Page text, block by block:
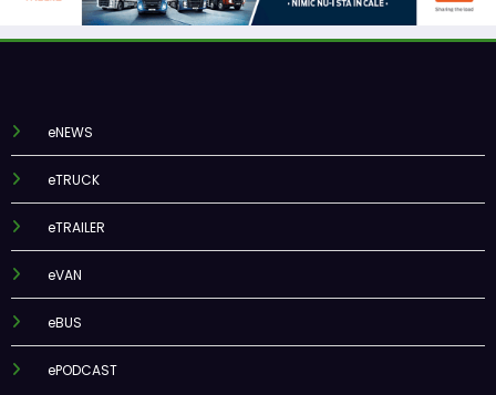
eNEWS
eTRUCK
eTRAILER
eVAN
eBUS
ePODCAST